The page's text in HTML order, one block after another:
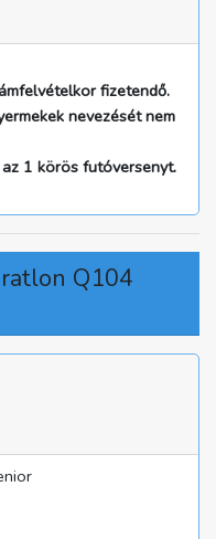
fizetendő.
nevezését nem
1 körös futóversenyt.
Q104